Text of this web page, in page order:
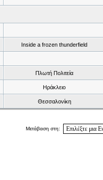
Inside a frozen thunderfield
Πλωτή Πολιτεία
Ηράκλειο
Θεσσαλονίκη
Μετάβαση στη: